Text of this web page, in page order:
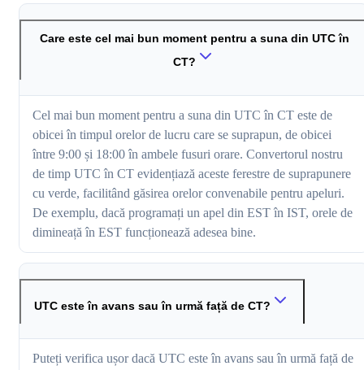
Care este cel mai bun moment pentru a suna din UTC în
CT?
Cel mai bun moment pentru a suna din UTC în CT este de
obicei în timpul orelor de lucru care se suprapun, de obicei
între 9:00 și 18:00 în ambele fusuri orare. Convertorul nostru
de timp UTC în CT evidențiază aceste ferestre de suprapunere
cu verde, facilitând găsirea orelor convenabile pentru apeluri.
De exemplu, dacă programați un apel din EST în IST, orele de
dimineață în EST funcționează adesea bine.
UTC este în avans sau în urmă față de CT?
Puteți verifica ușor dacă UTC este în avans sau în urmă față de